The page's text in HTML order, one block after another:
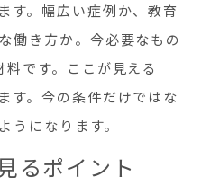
す。幅広い症例か、教育
働き方か。今必要なもの
です。ここが見える
す。今の条件だけではな
うになります。
るポイント